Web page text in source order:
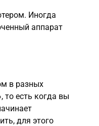
Иногда
аппарат
в разных
есть когда вы
для этого